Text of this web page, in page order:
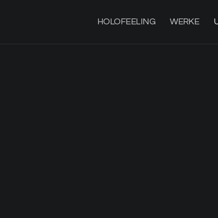
HOLOFEELING WERKE